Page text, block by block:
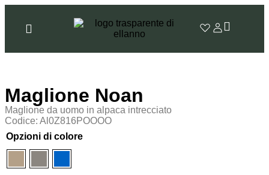
Maglione Noan
Maglione da uomo in alpaca intrecciato
Codice: Al0Z816POOOO
Opzioni di colore